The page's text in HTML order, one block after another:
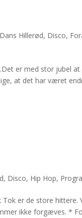
Dans Hillerød, Disco,
er med stor jubel
at det har været
, Disco, Hip Hop,
er de store
ikke forgæves. *